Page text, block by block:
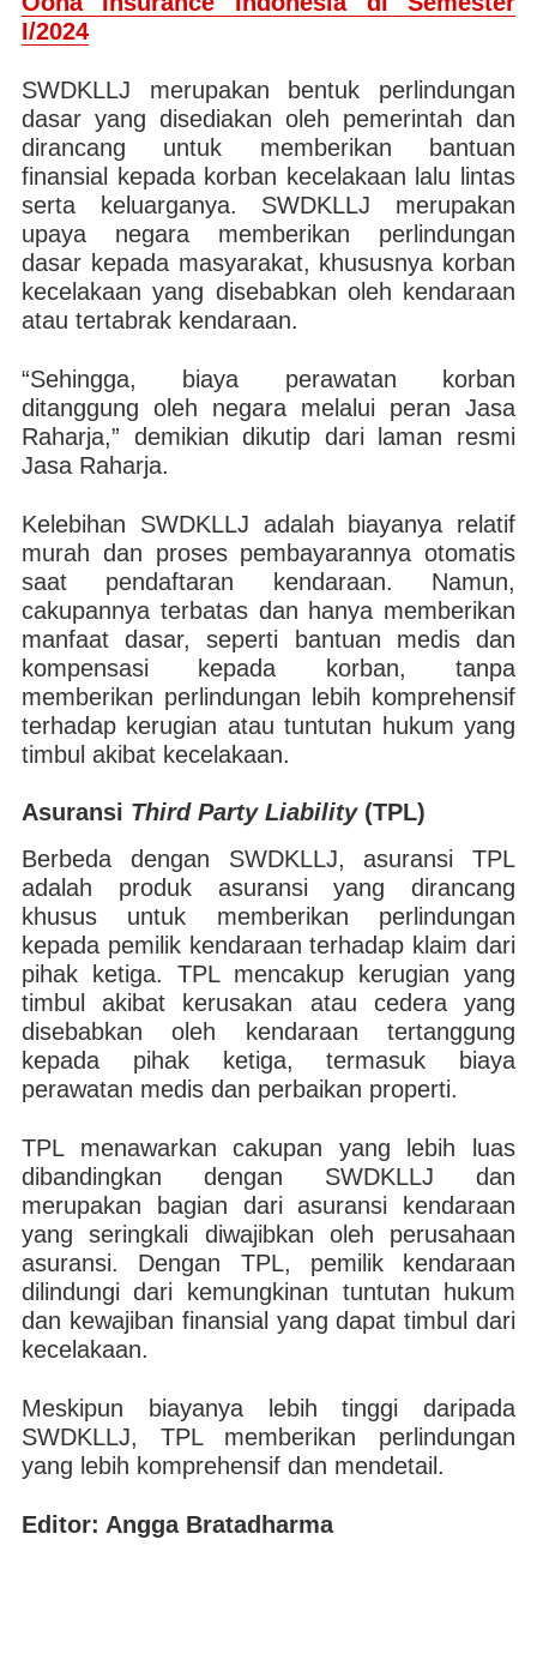
I/2024
SWDKLLJ merupakan bentuk perlindungan
dasar yang disediakan oleh pemerintah dan
dirancang untuk memberikan bantuan
finansial kepada korban kecelakaan lalu lintas
serta keluarganya. SWDKLLJ merupakan
upaya negara memberikan perlindungan
dasar kepada masyarakat, khususnya korban
kecelakaan yang disebabkan oleh kendaraan
atau tertabrak kendaraan.
“Sehingga, biaya perawatan korban
ditanggung oleh negara melalui peran Jasa
Raharja,” demikian dikutip dari laman resmi
Jasa Raharja.
Kelebihan SWDKLLJ adalah biayanya relatif
murah dan proses pembayarannya otomatis
saat pendaftaran kendaraan. Namun,
cakupannya terbatas dan hanya memberikan
manfaat dasar, seperti bantuan medis dan
kompensasi kepada korban, tanpa
memberikan perlindungan lebih komprehensif
terhadap kerugian atau tuntutan hukum yang
timbul akibat kecelakaan.
Asuransi Third Party Liability(TPL)
Berbeda dengan SWDKLLJ, asuransi TPL
adalah produk asuransi yang dirancang
khusus untuk memberikan perlindungan
kepada pemilik kendaraan terhadap klaim dari
pihak ketiga. TPL mencakup kerugian yang
timbul akibat kerusakan atau cedera yang
disebabkan oleh kendaraan tertanggung
kepada pihak ketiga, termasuk biaya
perawatan medis dan perbaikan properti.
TPL menawarkan cakupan yang lebih luas
dibandingkan dengan SWDKLLJ dan
merupakan bagian dari asuransi kendaraan
yang seringkali diwajibkan oleh perusahaan
asuransi. Dengan TPL, pemilik kendaraan
dilindungi dari kemungkinan tuntutan hukum
dan kewajiban finansial yang dapat timbul dari
kecelakaan.
Meskipun biayanya lebih tinggi daripada
SWDKLLJ, TPL memberikan perlindungan
yang lebih komprehensif dan mendetail.
Editor: Angga Bratadharma